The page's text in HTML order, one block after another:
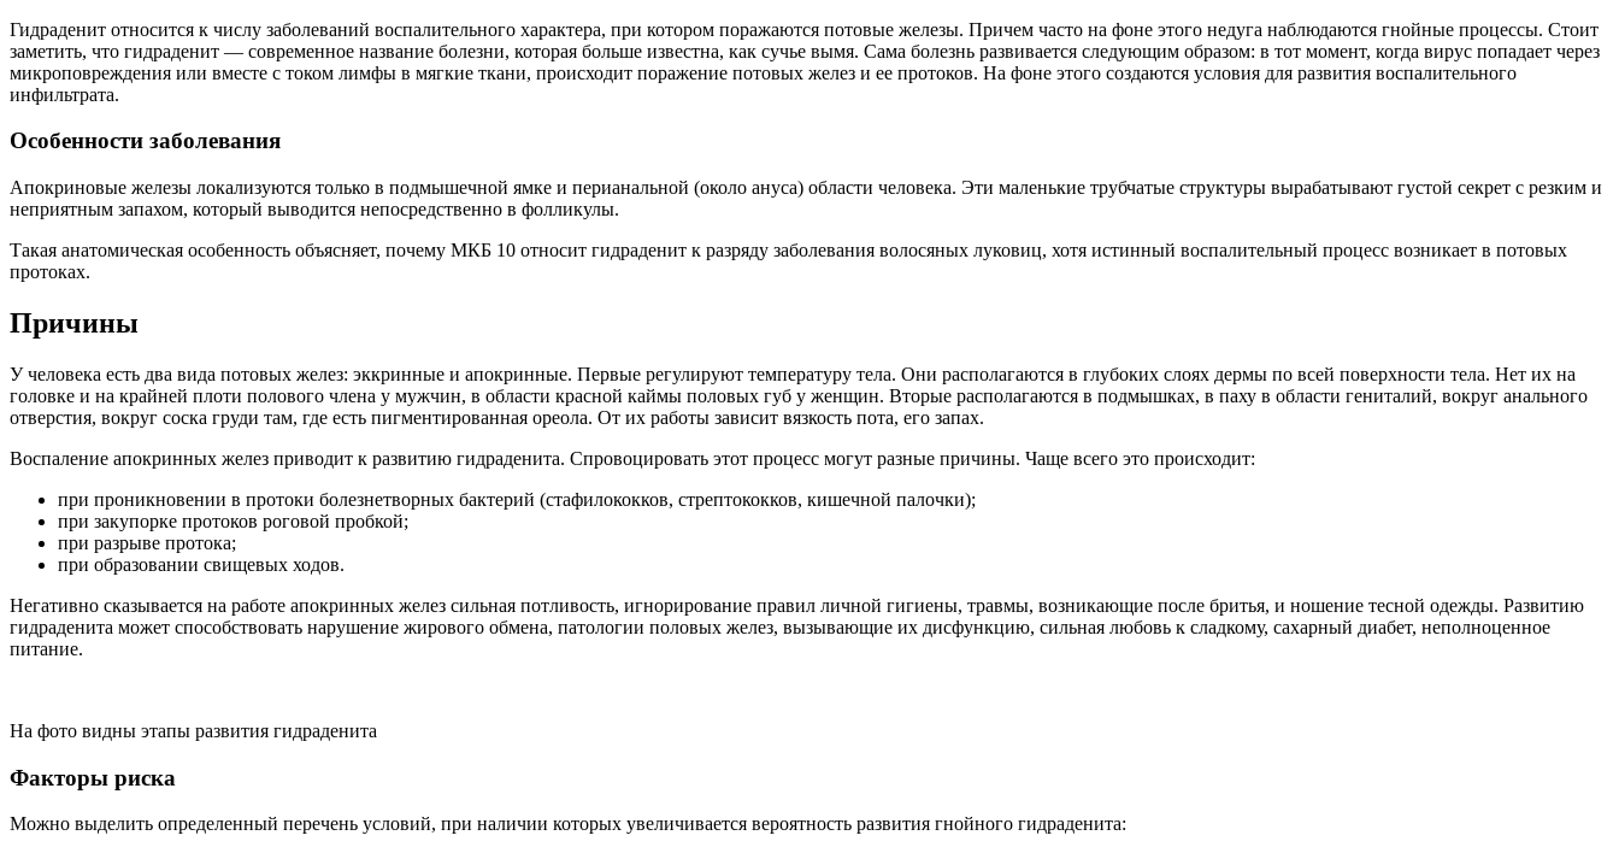
Гидраденит относится к числу заболеваний воспалительного характера, при котором поражаются потовые железы. Причем часто на фоне этого недуга наблюдаются гнойные процессы. Стоит
заметить, что гидраденит — современное название болезни, которая больше известна, как сучье вымя. Сама болезнь развивается следующим образом: в тот момент, когда вирус попадает через
микроповреждения или вместе с током лимфы в мягкие ткани, происходит поражение потовых желез и ее протоков. На фоне этого создаются условия для развития воспалительного
инфильтрата.
Особенности заболевания
Апокриновые железы локализуются только в подмышечной ямке и перианальной (около ануса) области человека. Эти маленькие трубчатые структуры вырабатывают густой секрет с резким и
неприятным запахом, который выводится непосредственно в фолликулы.
Такая анатомическая особенность объясняет, почему МКБ 10 относит гидраденит к разряду заболевания волосяных луковиц, хотя истинный воспалительный процесс возникает в потовых
протоках.
Причины
У человека есть два вида потовых желез: эккринные и апокринные. Первые регулируют температуру тела. Они располагаются в глубоких слоях дермы по всей поверхности тела. Нет их на
головке и на крайней плоти полового члена у мужчин, в области красной каймы половых губ у женщин. Вторые располагаются в подмышках, в паху в области гениталий, вокруг анального
отверстия, вокруг соска груди там, где есть пигментированная ореола. От их работы зависит вязкость пота, его запах.
Воспаление апокринных желез приводит к развитию гидраденита. Спровоцировать этот процесс могут разные причины. Чаще всего это происходит:
при проникновении в протоки болезнетворных бактерий (стафилококков, стрептококков, кишечной палочки);
при закупорке протоков роговой пробкой;
при разрыве протока;
при образовании свищевых ходов.
Негативно сказывается на работе апокринных желез сильная потливость, игнорирование правил личной гигиены, травмы, возникающие после бритья, и ношение тесной одежды. Развитию
гидраденита может способствовать нарушение жирового обмена, патологии половых желез, вызывающие их дисфункцию, сильная любовь к сладкому, сахарный диабет, неполноценное
питание.
На фото видны этапы развития гидраденита
Факторы риска
Можно выделить определенный перечень условий, при наличии которых увеличивается вероятность развития гнойного гидраденита: